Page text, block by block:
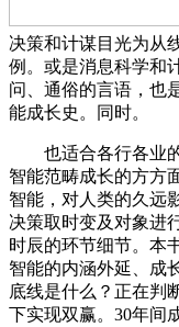
决策和计谋目光为从
例。或是消息科学和
问、通俗的言语，也
能成长史。同时。
也适合各行各业的
智能范畴成长的方方
智能，对人类的久远
决策取时变及对象进
时辰的环节细节。本
智能的内涵外延、成
底线是什么？正在判
下实现双赢。30年间